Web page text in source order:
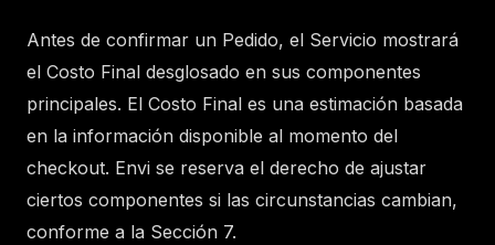
Antes de confirmar un Pedido, el Servicio mostrará
el Costo Final desglosado en sus componentes
principales. El Costo Final es una estimación basada
en la información disponible al momento del
checkout. Envi se reserva el derecho de ajustar
ciertos componentes si las circunstancias cambian,
conforme a la Sección 7.